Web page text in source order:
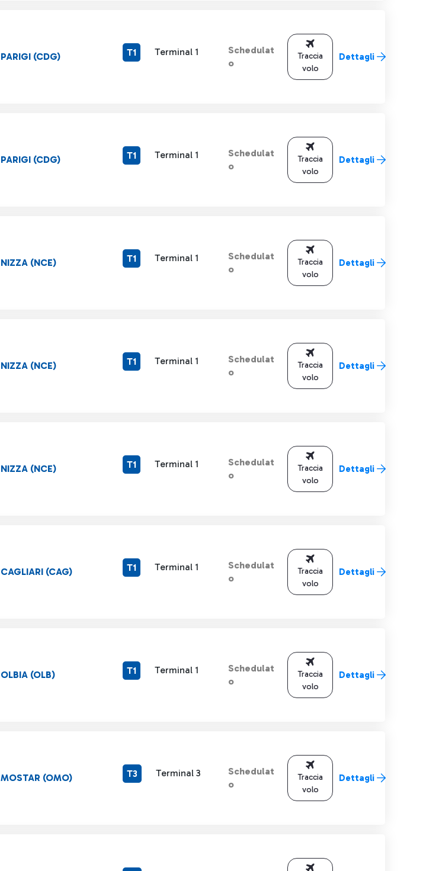
PARIGI (CDG) T1 Terminal 1
Schedulat
o
Traccia
volo
Dettagli
PARIGI (CDG) T1 Terminal 1
Schedulat
o
Traccia
volo
Dettagli
NIZZA (NCE) T1 Terminal 1
Schedulat
o
Traccia
volo
Dettagli
NIZZA (NCE) T1 Terminal 1
Schedulat
o
Traccia
volo
Dettagli
NIZZA (NCE) T1 Terminal 1
Schedulat
o
Traccia
volo
Dettagli
CAGLIARI (CAG) T1 Terminal 1
Schedulat
o
Traccia
volo
Dettagli
OLBIA (OLB) T1 Terminal 1
Schedulat
o
Traccia
volo
Dettagli
MOSTAR (OMO) T3 Terminal 3
Schedulat
o
Traccia
volo
Dettagli